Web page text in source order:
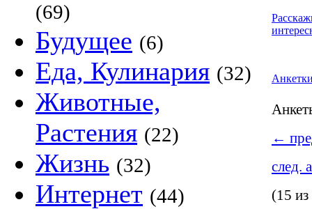
(69)
Будущее (6)
Еда, Кулинария (32)
Животные,
Растения (22)
Жизнь (32)
Интернет (44)
←
след.
(15